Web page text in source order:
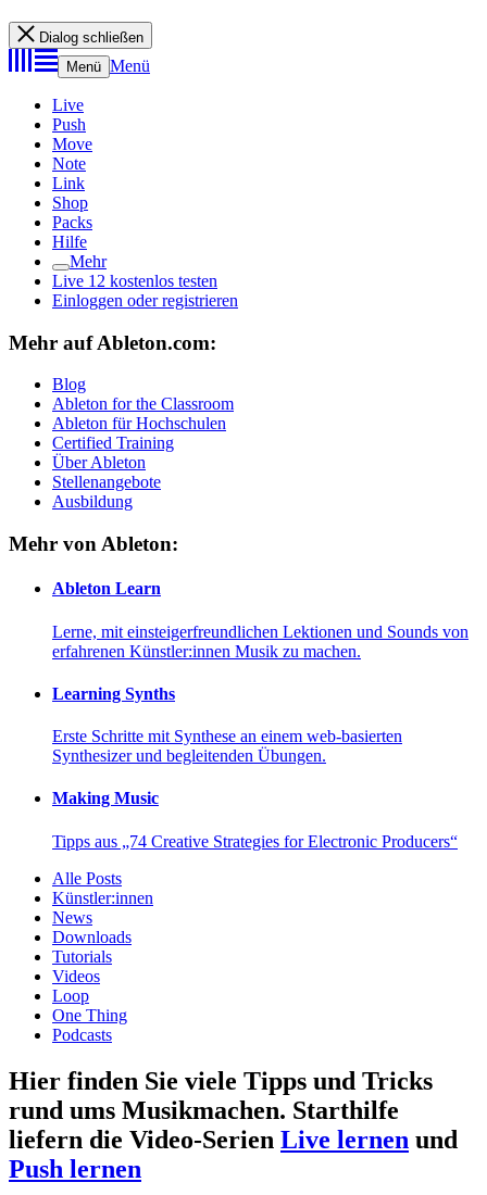
Dialog schließen
Menü Menü
Live
Push
Move
Note
Link
Shop
Packs
Hilfe
Mehr
Live 12 kostenlos testen
Einloggen oder registrieren
Mehr auf Ableton.com:
Blog
Ableton for the Classroom
Ableton für Hochschulen
Certified Training
Über Ableton
Stellenangebote
Ausbildung
Mehr von Ableton:
Ableton Learn
Lerne, mit einsteigerfreundlichen Lektionen und Sounds von
erfahrenen Künstler:innen Musik zu machen.
Learning Synths
Erste Schritte mit Synthese an einem web-basierten
Synthesizer und begleitenden Übungen.
Making Music
Tipps aus „74 Creative Strategies for Electronic Producers“
Alle Posts
Künstler:innen
News
Downloads
Tutorials
Videos
Loop
One Thing
Podcasts
Hier finden Sie viele Tipps und Tricks
rund ums Musikmachen. Starthilfe
liefern die Video-Serien Live lernen und
Push lernen